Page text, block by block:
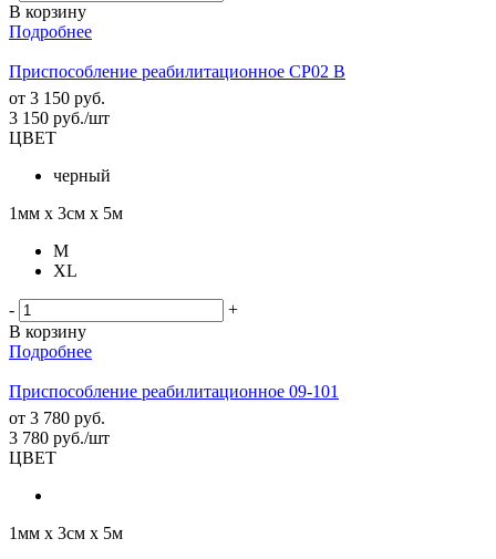
В корзину
Подробнее
Приспособление реабилитационное СР02 В
от 3 150 руб.
3 150 руб./шт
ЦВЕТ
черный
1мм х 3см х 5м
M
XL
-
+
В корзину
Подробнее
Приспособление реабилитационное 09-101
от 3 780 руб.
3 780 руб./шт
ЦВЕТ
1мм х 3см х 5м